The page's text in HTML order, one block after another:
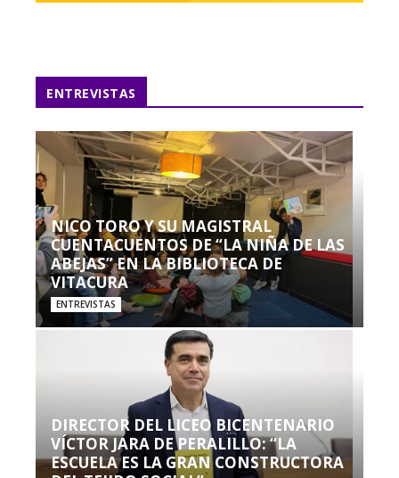
ENTREVISTAS
NICO TORO Y SU MAGISTRAL
CUENTACUENTOS DE “LA NIÑA DE LAS
ABEJAS” EN LA BIBLIOTECA DE
VITACURA
ENTREVISTAS
DIRECTOR DEL LICEO BICENTENARIO
VÍCTOR JARA DE PERALILLO: “LA
ESCUELA ES LA GRAN CONSTRUCTORA